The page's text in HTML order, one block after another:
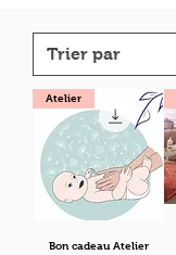
Atelier
Bon cadeau Atelier